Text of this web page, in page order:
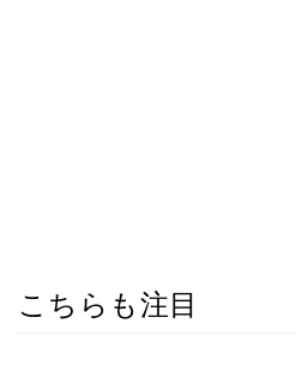
こちらも注目